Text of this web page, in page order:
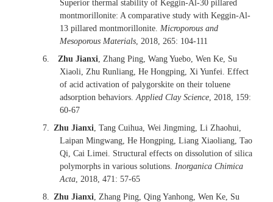
Superior thermal stability of Keggin-Al-30 pillared
montmorillonite: A comparative study with Keggin-Al-
13 pillared montmorillonite. Microporous and
Mesoporous Materials, 2018, 265: 104-111
6.
Zhu Jianxi, Zhang Ping, Wang Yuebo, Wen Ke, Su
Xiaoli, Zhu Runliang, He Hongping, Xi Yunfei. Effect
of acid activation of palygorskite on their toluene
adsorption behaviors.Applied Clay Science, 2018, 159:
60-67
7. Zhu Jianxi, Tang Cuihua, Wei Jingming, Li Zhaohui,
Laipan Mingwang, He Hongping, Liang Xiaoliang, Tao
Qi, Cai Limei. Structural effects on dissolution of silica
polymorphs in various solutions. Inorganica Chimica
Acta, 2018, 471: 57-65
8. Zhu Jianxi, Zhang Ping, Qing Yanhong, Wen Ke, Su